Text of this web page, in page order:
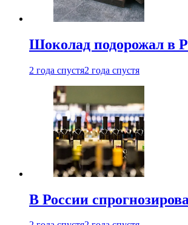
Шоколад подорожал в
2 года спустя2 года спустя
В России